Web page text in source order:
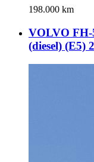
198.000 km
VOLVO
(diesel) (E5)